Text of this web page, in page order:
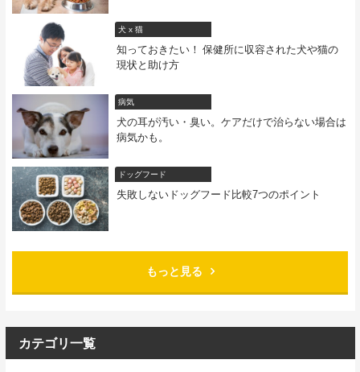
犬 x 猫
知っておきたい！ 保健所に収容された犬や猫の
現状と助け方
病気
犬の耳が汚い・臭い。ケアだけで治らない場合は
病気かも。
ドッグフード
失敗しないドッグフード比較7つのポイント
もっと見る
カテゴリ一覧